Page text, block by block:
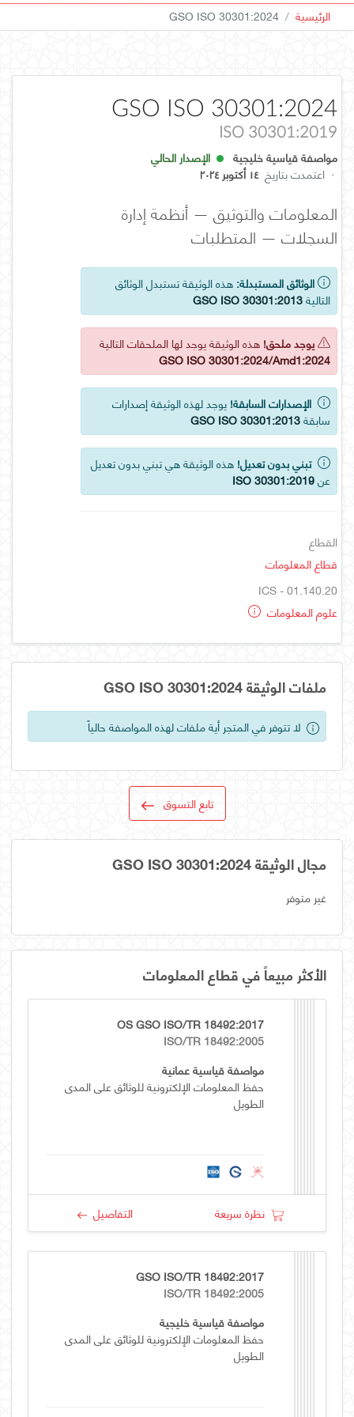
الرئيسية GSO ISO 30301:2024
GSO ISO 30301:2024
ISO 30301:2019
مواصفة قياسية خليجية
الإصدار الحالي
· اعتمدت بتاريخ ١٤ أكتوبر ٢٠٢٤
المعلومات والتوثيق — أنظمة إدارة
السجلات — المتطلبات
الوثائق المستبدلة: هذه الوثيقة تستبدل الوثائق
التاليةGSO ISO 30301:2013
يوجد ملحق! هذه الوثيقة يوجد لها الملحقات التالية
GSO ISO 30301:2024/Amd1:2024
الإصدارات السابقة! يوجد لهذه الوثيقة إصدارات
سابقةGSO ISO 30301:2013
تبني بدون تعديل! هذه الوثيقة هي تبني بدون تعديل
عنISO 30301:2019
القطاع
قطاع المعلومات
ICS - 01.140.20
علوم المعلومات
ملفات الوثيقة GSO ISO 30301:2024
لا تتوفر في المتجر أية ملفات لهذه المواصفة حالياً
تابع التسوق
مجال الوثيقة GSO ISO 30301:2024
غير متوفر
الأكثر مبيعاً في قطاع المعلومات
OS GSO ISO/TR 18492:2017
ISO/TR 18492:2005
مواصفة قياسية عمانية
حفظ المعلومات الإلكترونية للوثائق على المدى
الطويل
نظرة سريعة التفاصيل
GSO ISO/TR 18492:2017
ISO/TR 18492:2005
مواصفة قياسية خليجية
حفظ المعلومات الإلكترونية للوثائق على المدى
الطويل